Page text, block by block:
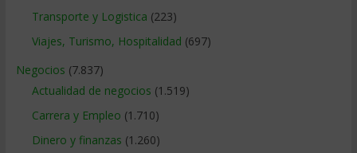
Transporte y Logistica (223)
Viajes, Turismo, Hospitalidad (697)
Negocios (7.837)
Actualidad de negocios (1.519)
Carrera y Empleo (1.710)
Dinero y finanzas (1.260)